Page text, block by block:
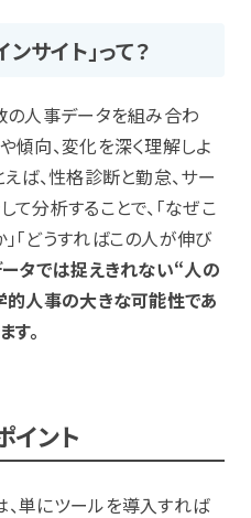
サイト」って？
の人事データを組み合わ
傾向、変化を深く理解しよ
ば、性格診断と勤怠、サー
分析することで、「なぜこ
「どうすればこの人が伸び
タでは捉えきれない“人の
的人事の大きな可能性であ
。
イント
単にツールを導入すれば